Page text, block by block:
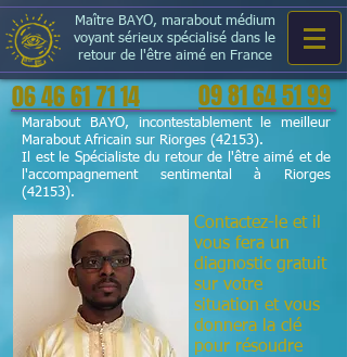
Maître BAYO, marabout médium
voyant sérieux spécialisé dans le
retour de l'être aimé en France
06 46 61 71 14 09 81 64 51 99
Marabout BAYO, incontestablement le meilleur
Marabout Africain sur Riorges (42153).
Il est le Spécialiste du retour de l'être aimé et de
l'accompagnement sentimental à Riorges
(42153).
Contactez-le et il
vous fera un
diagnostic gratuit
sur votre
situation et vous
donnera la clé
pour résoudre